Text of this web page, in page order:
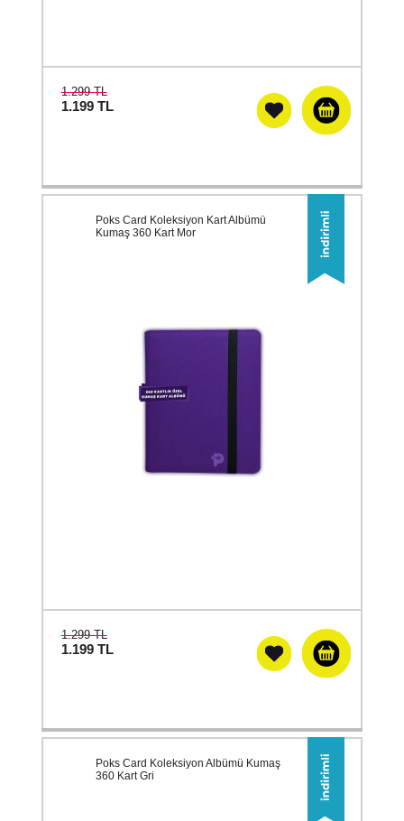
1.299 TL
1.199 TL
Poks Card Koleksiyon Kart Albümü
Kumaş 360 Kart Mor
1.299 TL
1.199 TL
Poks Card Koleksiyon Albümü Kumaş
360 Kart Gri